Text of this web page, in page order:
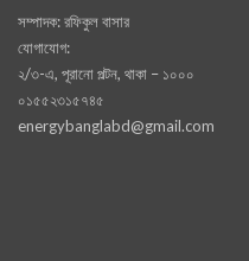
সম্পাদক: রফিকুল বাসার
যোগাযোগ:
২/৩-এ, পূরানো পল্টন, থাকা – ১০০০
০১৫৫২৩১৫৭৪৫
energybanglabd@gmail.com